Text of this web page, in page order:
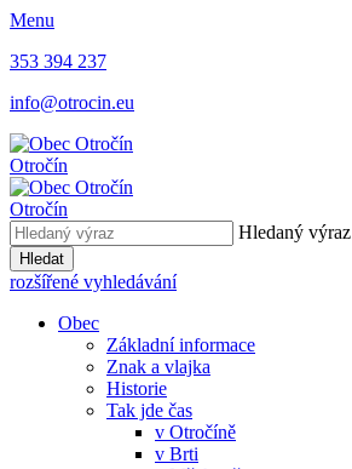
Menu
353 394 237
info@otrocin.eu
Otročín
Otročín
Hledaný výraz
Hledat
rozšířené vyhledávání
Obec
Základní informace
Znak a vlajka
Historie
Tak jde čas
v Otročíně
v Brti